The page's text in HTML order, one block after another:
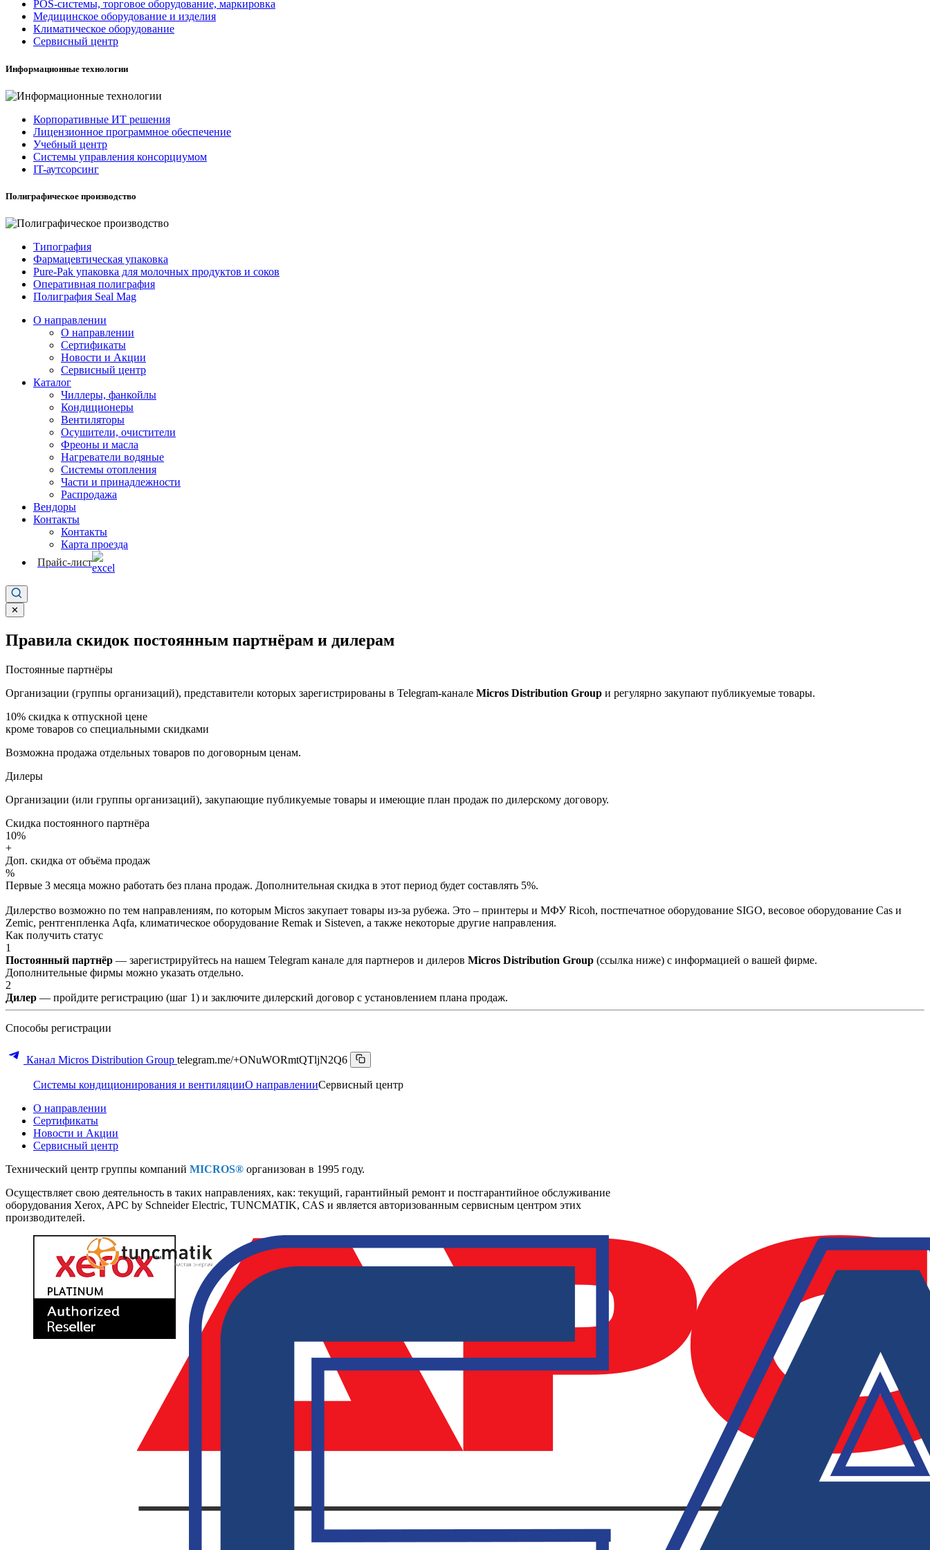
POS-системы, торговое оборудование, маркировка
Медицинское оборудование и изделия
Климатическое оборудование
Сервисный центр
Информационные технологии
Корпоративные ИТ решения
Лицензионное программное обеспечение
Учебный центр
Системы управления консорциумом
IT-аутсорсинг
Полиграфическое производство
Типография
Фармацевтическая упаковка
Pure-Pak упаковка для молочных продуктов и соков
Оперативная полиграфия
Полиграфия Seal Mag
О направлении
О направлении
Сертификаты
Новости и Акции
Сервисный центр
Каталог
Чиллеры, фанкойлы
Кондиционеры
Вентиляторы
Осушители, очистители
Фреоны и масла
Нагреватели водяные
Системы отопления
Части и принадлежности
Раcпродажа
Вендоры
Контакты
Контакты
Карта проезда
Прайс-лист
✕
Правила скидок постоянным партнёрам и дилерам
Постоянные партнёры
Организации (группы организаций), представители которых зарегистрированы в Telegram-канале Micros Distribution Group и регулярно закупают публикуемые товары.
10% скидка к отпускной цене
кроме товаров со специальными скидками
Возможна продажа отдельных товаров по договорным ценам.
Дилеры
Организации (или группы организаций), закупающие публикуемые товары и имеющие план продаж по дилерскому договору.
Скидка постоянного партнёра
10%
+
Доп. скидка от объёма продаж
%
Первые 3 месяца можно работать без плана продаж. Дополнительная скидка в этот период будет составлять 5%.
Дилерство возможно по тем направлениям, по которым Micros закупает товары из-за рубежа. Это – принтеры и МФУ Ricoh, постпечатное оборудование SIGO, весовое оборудование Cas и
Zemic, рентгенпленка Aqfa, климатическое оборудование Remak и Sisteven, а также некоторые другие направления.
Как получить статус
1
Постоянный партнёр — зарегистрируйтесь на нашем Telegram канале для партнеров и дилеров Micros Distribution Group (ссылка ниже) с информацией о вашей фирме.
Дополнительные фирмы можно указать отдельно.
2
Дилер — пройдите регистрацию (шаг 1) и заключите дилерский договор с установлением плана продаж.
Способы регистрации
Канал Micros Distribution Group telegram.me/+ONuWORmtQTljN2Q6
Системы кондиционирования и вентиляцииО направленииСервисный центр
О направлении
Сертификаты
Новости и Акции
Сервисный центр
Технический центр группы компаний MICROS® организован в 1995 году.
Осуществляет свою деятельность в таких направлениях, как: текущий, гарантийный ремонт и постгарантийное обслуживание
оборудования Xerox, APC by Schneider Electric, TUNCMATIK, CAS и является авторизованным сервисным центром этих
производителей.